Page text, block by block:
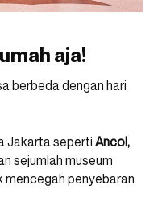
aja!
berbeda dengan hari
Jakarta seperti Ancol,
sejumlah museum
mencegah penyebaran